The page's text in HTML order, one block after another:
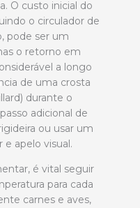
O custo inicial do
o circulador de
pode ser um
o retorno em
a longo
de uma crosta
durante o
adicional de
ou usar um
e apelo visual.
é vital seguir
para cada
carnes e aves,